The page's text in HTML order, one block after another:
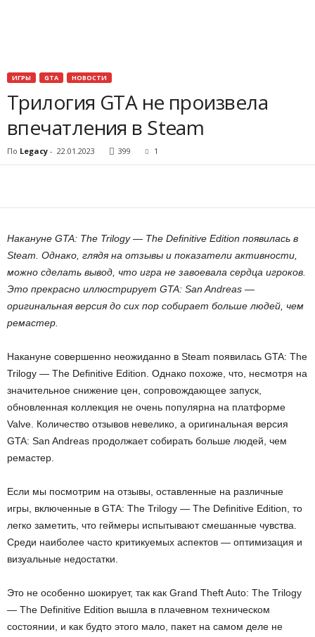
ИГРЫ GTA НОВОСТИ
Трилогия GTA не произвела
впечатления в Steam
По Legacy - 22.01.2023 399 1
Накануне GTA: The Trilogy — The Definitive Edition появилась в
Steam. Однако, глядя на отзывы и показатели активности,
можно сделать вывод, что игра не завоевала сердца игроков.
Это прекрасно иллюстрирует GTA: San Andreas —
оригинальная версия до сих пор собирает больше людей, чем
ремастер.
Накануне совершенно неожиданно в Steam появилась GTA: The
Trilogy — The Definitive Edition. Однако похоже, что, несмотря на
значительное снижение цен, сопровождающее запуск,
обновленная коллекция не очень популярна на платформе
Valve. Количество отзывов невелико, а оригинальная версия
GTA: San Andreas продолжает собирать больше людей, чем
ремастер.
Если мы посмотрим на отзывы, оставленные на различные
игры, включенные в GTA: The Trilogy — The Definitive Edition, то
легко заметить, что геймеры испытывают смешанные чувства.
Среди наиболее часто критикуемых аспектов — оптимизация и
визуальные недостатки.
Это не особенно шокирует, так как Grand Theft Auto: The Trilogy
— The Definitive Edition вышла в плачевном техническом
состоянии, и как будто этого мало, пакет на самом деле не